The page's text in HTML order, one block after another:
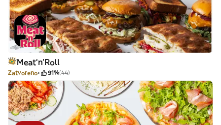
Meat‘n’Roll
Zatvoreno 91%(44)